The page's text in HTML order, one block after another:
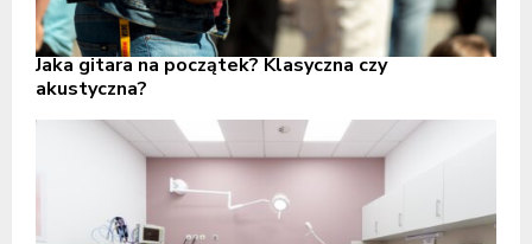
Jaka gitara na początek? Klasyczna czy
akustyczna?